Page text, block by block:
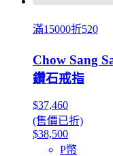
滿15000折520
Chow Sang
鑽石戒指
$37,460
(售價已折)
$38,500
P幣